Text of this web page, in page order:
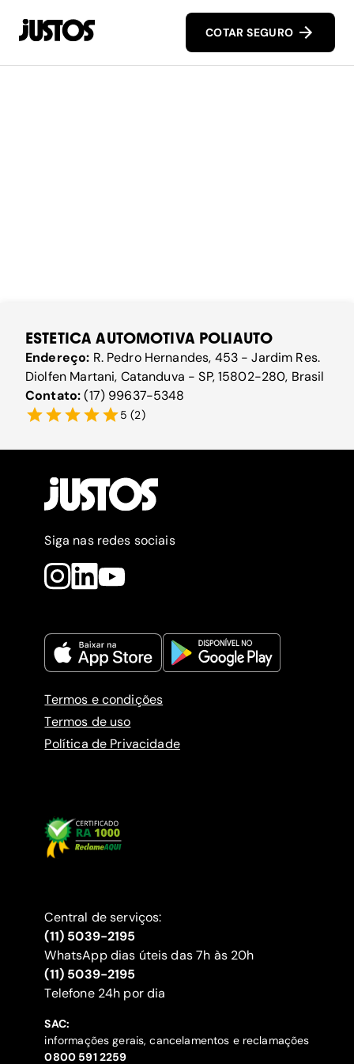
COTAR SEGURO
ESTETICA AUTOMOTIVA POLIAUTO
Endereço: R. Pedro Hernandes, 453 - Jardim Res.
Diolfen Martani, Catanduva - SP, 15802-280, Brasil
Contato:(17) 99637-5348
5 (2)
Siga nas redes sociais
Termos e condições
Termos de uso
Política de Privacidade
Central de serviços:
(11) 5039-2195
WhatsApp dias úteis das 7h às 20h
(11) 5039-2195
‍Telefone 24h por dia
SAC:
informações gerais, cancelamentos e reclamações
‍0800 591 2259